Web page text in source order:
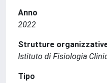
Anno
2022
Strutture
Istituto di Fisiologia
Tipo